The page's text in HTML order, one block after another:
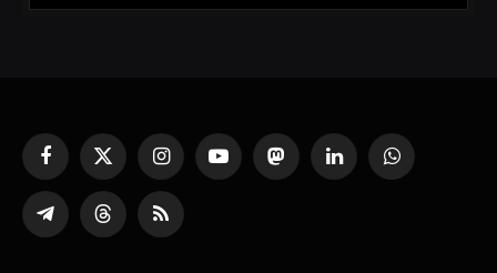
Facebook
X
(Twitter)
InstagramYouTubeMastodonLinkedInWhatsApp
Partager
sur
ThreadsRSS